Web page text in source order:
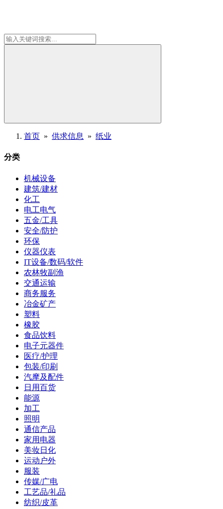
首页 » 供求信息 » 纸业
分类
机械设备
建筑/建材
化工
电工电气
五金/工具
安全/防护
环保
仪器仪表
IT设备/数码/软件
农林牧副渔
交通运输
商务服务
冶金矿产
塑料
橡胶
食品饮料
电子元器件
医疗/护理
包装/印刷
汽摩及配件
日用百货
能源
加工
照明
通信产品
家用电器
美妆日化
运动户外
服装
传媒/广电
工艺品/礼品
纺织/皮革